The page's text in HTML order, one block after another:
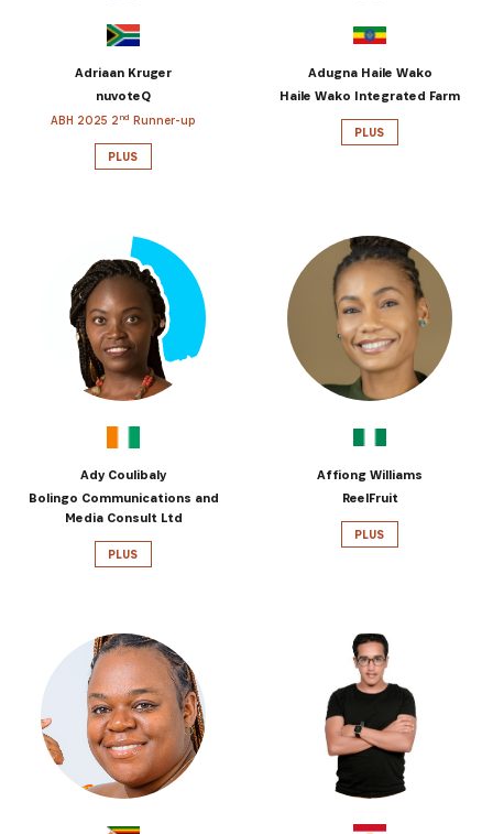
Adriaan Kruger
nuvoteQ
ABH 2025 2 nd Runner-up
PLUS
Adugna Haile Wako
Haile Wako Integrated Farm
PLUS
Ady Coulibaly
Bolingo Communications and
Media Consult Ltd
PLUS
Affiong Williams
ReelFruit
PLUS